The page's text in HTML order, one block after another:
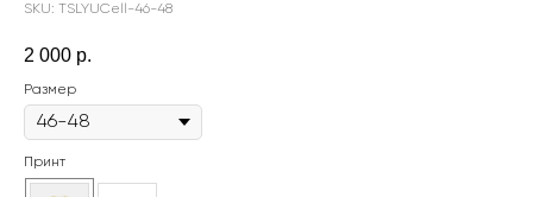
SKU: TSLYUCell-46-48
2 000 р.
Размер
Принт